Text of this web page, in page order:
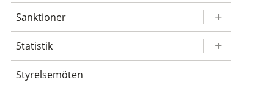
Sanktioner
Statistik
Styrelsemöten